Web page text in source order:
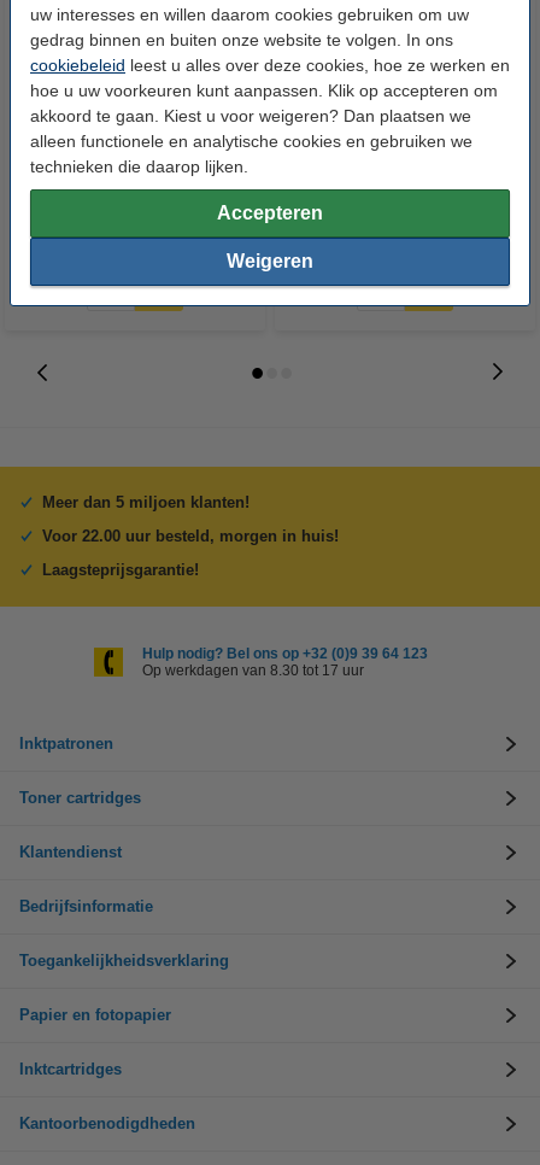
uw interesses en willen daarom cookies gebruiken om uw
gedrag binnen en buiten onze website te volgen. In ons
cookiebeleid leest u alles over deze cookies, hoe ze werken en
hoe u uw voorkeuren kunt aanpassen. Klik op accepteren om
akkoord te gaan. Kiest u voor weigeren? Dan plaatsen we
alleen functionele en analytische cookies en gebruiken we
technieken die daarop lijken.
Accepteren
Weigeren
123inkt verpakkingstape
transparant 50 mm x 66 m (6
Aanbieding: 3x 123inkt
Meer dan 5 miljoen klanten!
Voor 22.00 uur besteld, morgen in huis!
Laagsteprijsgarantie!
Hulp nodig? Bel ons op +32 (0)9 39 64 123
Op werkdagen van 8.30 tot 17 uur
Inktpatronen
Toner cartridges
Klantendienst
Bedrijfsinformatie
Toegankelijkheidsverklaring
Papier en fotopapier
Inktcartridges
Kantoorbenodigdheden